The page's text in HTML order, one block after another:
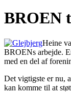
BROEN
Heine
BROENs arbejde.
med en del af
Det vigtigste er nu,
kan komme til at